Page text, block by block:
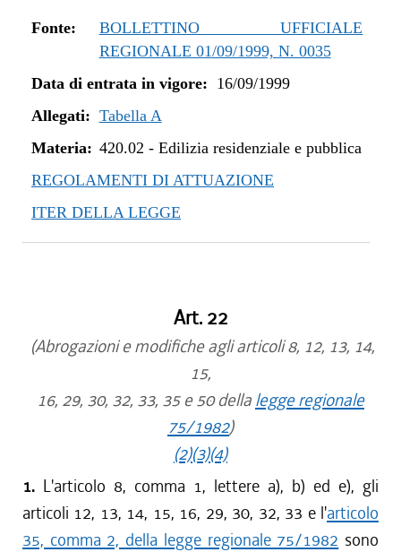
Fonte:
BOLLETTINO UFFICIALE
REGIONALE 01/09/1999, N. 0035
Data di entrata in vigore: 16/09/1999
Allegati: Tabella A
Materia: 420.02 - Edilizia residenziale e pubblica
REGOLAMENTI DI ATTUAZIONE
ITER DELLA LEGGE
Art. 22
(Abrogazioni e modifiche agli articoli 8, 12, 13, 14,
15,
16, 29, 30, 32, 33, 35 e 50 della legge regionale
75/1982)
(2)(3)(4)
1. L'articolo 8, comma 1, lettere a), b) ed e), gli
articoli 12, 13, 14, 15, 16, 29, 30, 32, 33 e l'articolo
35, comma 2, della legge regionale 75/1982 sono